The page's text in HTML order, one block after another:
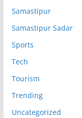
Samastipur
Samastipur Sadar
Sports
Tech
Tourism
Trending
Uncategorized